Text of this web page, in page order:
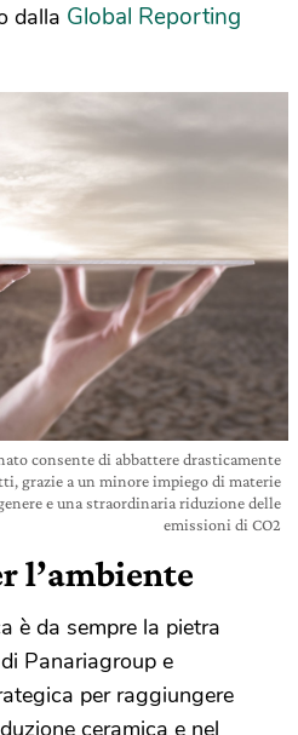
dalla Global Reporting
consente di abbattere drasticamente
grazie a un minore impiego di materie
e una straordinaria riduzione delle
emissioni di CO2
l’ambiente
è da sempre la pietra
Panariagroup e
per raggiungere
ceramica e nel